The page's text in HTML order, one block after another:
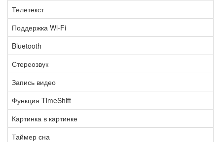
Телетекст
Поддержка Wi-Fi
Bluetooth
Стереозвук
Запись видео
Функция TimeShift
Картинка в картинке
Таймер сна